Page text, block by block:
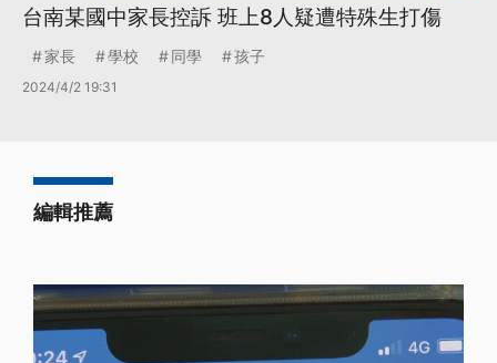
台南某國中家長控訴 班上8人疑遭特殊生打傷
家長 學校 同學 孩子
2024/4/2 19:31
編輯推薦